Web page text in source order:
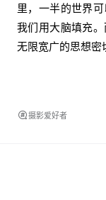
里，一半的世界
我们用大脑填充
无限宽广的思想密
摄影爱好者